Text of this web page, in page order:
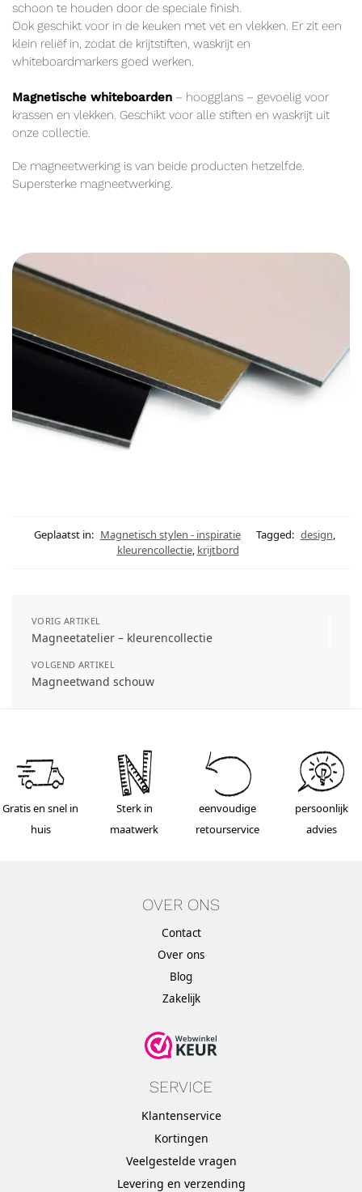
schoon te houden door de speciale finish.
Ook geschikt voor in de keuken met vet en vlekken. Er zit een
klein reliëf in, zodat de krijtstiften, waskrijt en
whiteboardmarkers goed werken.
Magnetische whiteboarden – hoogglans – gevoelig voor
krassen en vlekken. Geschikt voor alle stiften en waskrijt uit
onze collectie.
De magneetwerking is van beide producten hetzelfde.
Supersterke magneetwerking.
Geplaatst in: Magnetisch stylen - inspiratie Tagged: design,
kleurencollectie, krijtbord
VORIG ARTIKEL
Magneetatelier – kleurencollectie
VOLGEND ARTIKEL
Magneetwand schouw
Gratis en snel in
huis
Sterk in
maatwerk
eenvoudige
retourservice
persoonlijk
advies
OVER ONS
Contact
Over ons
Blog
Zakelijk
SERVICE
Klantenservice
Kortingen
Veelgestelde vragen
Levering en verzending